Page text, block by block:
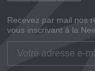
Recevez par mail nos
vous inscrivant à la